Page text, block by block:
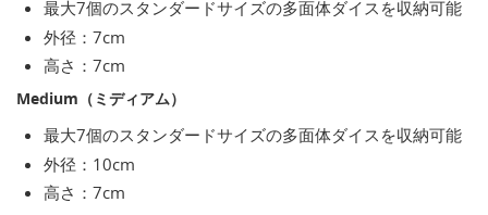
最大7個のスタンダードサイズの多面体ダイスを収納可能
外径：7cm
高さ：7cm
Medium（ミディアム）
最大7個のスタンダードサイズの多面体ダイスを収納可能
外径：10cm
高さ：7cm